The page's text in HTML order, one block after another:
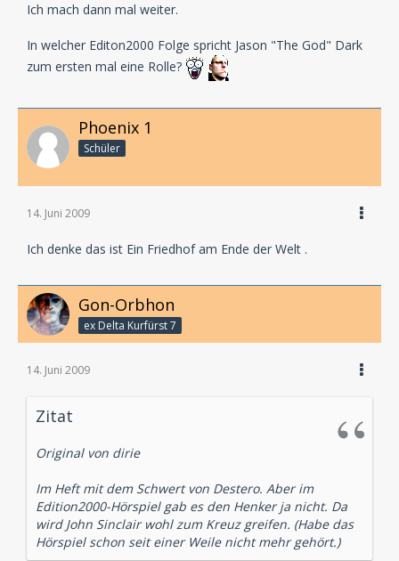
Ich mach dann mal weiter.
In welcher Editon2000 Folge spricht Jason "The God" Dark
zum ersten mal eine Rolle?
Phoenix 1
Schüler
14. Juni 2009
Ich denke das ist Ein Friedhof am Ende der Welt .
Gon-Orbhon
ex Delta Kurfürst 7
14. Juni 2009
Zitat
Original von dirie
Im Heft mit dem Schwert von Destero. Aber im
Edition2000-Hörspiel gab es den Henker ja nicht. Da
wird John Sinclair wohl zum Kreuz greifen. (Habe das
Hörspiel schon seit einer Weile nicht mehr gehört.)